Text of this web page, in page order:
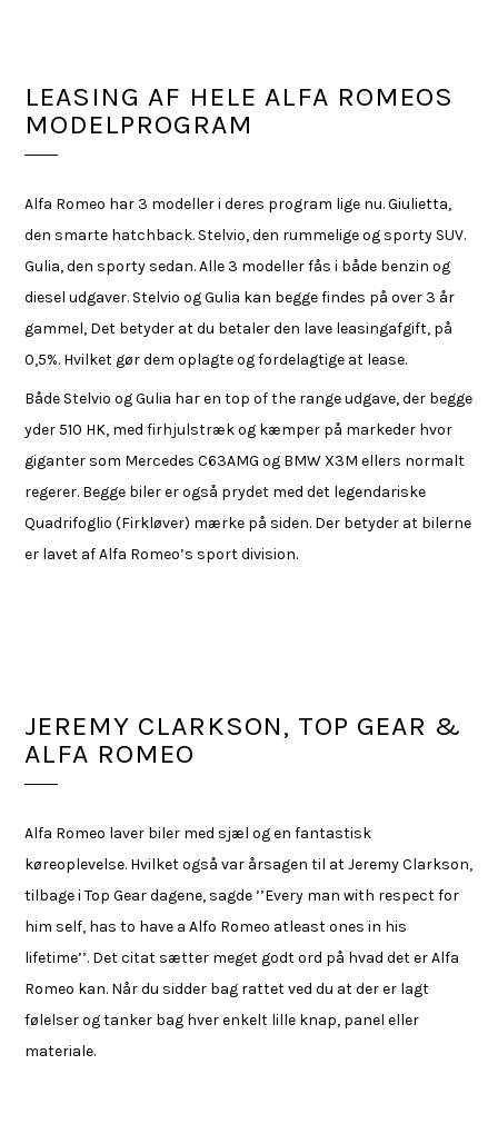
LEASING AF HELE ALFA ROMEOS
MODELPROGRAM
Alfa Romeo har 3 modeller i deres program lige nu. Giulietta,
den smarte hatchback. Stelvio, den rummelige og sporty SUV.
Gulia, den sporty sedan. Alle 3 modeller fås i både benzin og
diesel udgaver. Stelvio og Gulia kan begge findes på over 3 år
gammel, Det betyder at du betaler den lave leasingafgift, på
0,5%. Hvilket gør dem oplagte og fordelagtige at lease.
Både Stelvio og Gulia har en top of the range udgave, der begge
yder 510 HK, med firhjulstræk og kæmper på markeder hvor
giganter som Mercedes C63AMG og BMW X3M ellers normalt
regerer. Begge biler er også prydet med det legendariske
Quadrifoglio (Firkløver) mærke på siden. Der betyder at bilerne
er lavet af Alfa Romeo’s sport division.
JEREMY CLARKSON, TOP GEAR &
ALFA ROMEO
Alfa Romeo laver biler med sjæl og en fantastisk
køreoplevelse. Hvilket også var årsagen til at Jeremy Clarkson,
tilbage i Top Gear dagene, sagde ’’Every man with respect for
him self, has to have a Alfo Romeo atleast ones in his
lifetime’’. Det citat sætter meget godt ord på hvad det er Alfa
Romeo kan. Når du sidder bag rattet ved du at der er lagt
følelser og tanker bag hver enkelt lille knap, panel eller
materiale.